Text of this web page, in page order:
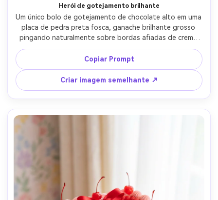
Herói de gotejamento brilhante
Um único bolo de gotejamento de chocolate alto em uma
placa de pedra preta fosca, ganache brilhante grosso
pingando naturalmente sobre bordas afiadas de creme
de manteiga, sotaques de folhas douradas, poeira de
cacau sutil, fundo de estúdio escuro e moody, luz
dramática da borda e preenchimento macio, disparado em
Sony A7R IV, lente de 85 mm, f/2.0, profundidade de
campo rasa, textura ultra-realista com poros visíveis em
creme de manteiga, fotografia de produtos de
sobremesa de alta qualidade, grau de cor de contraste
Copiar Prompt
Criar imagem semelhante ↗